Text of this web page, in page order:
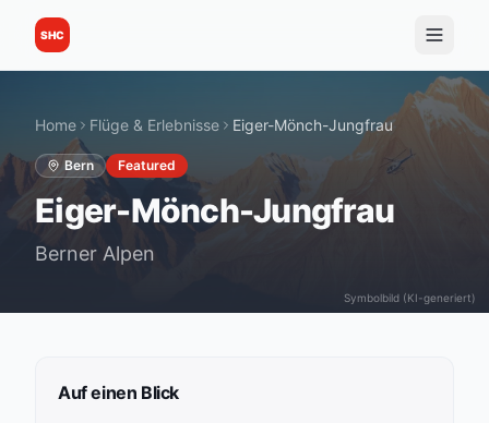
SHC
Symbolbild (KI-generiert)
Home Flüge & Erlebnisse Eiger-Mönch-Jungfrau
Bern Featured
Eiger-Mönch-Jungfrau
Berner Alpen
Auf einen Blick